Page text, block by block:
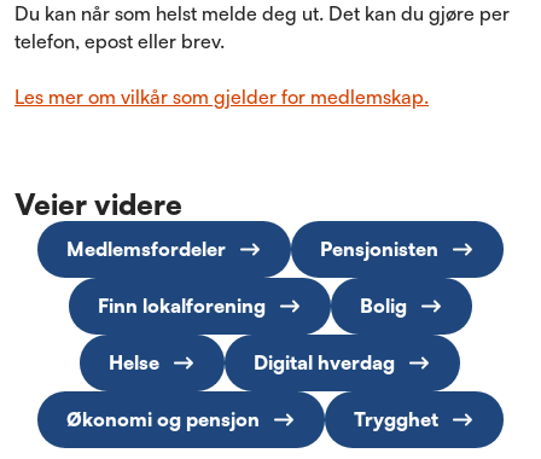
Du kan når som helst melde deg ut. Det kan du gjøre per
telefon, epost eller brev.
Les mer om vilkår som gjelder for medlemskap.
Veier videre
Medlemsfordeler Pensjonisten
Finn lokalforening Bolig
Helse Digital hverdag
Økonomi og pensjon Trygghet